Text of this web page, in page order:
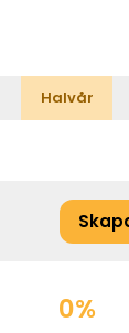
Halvår
0%